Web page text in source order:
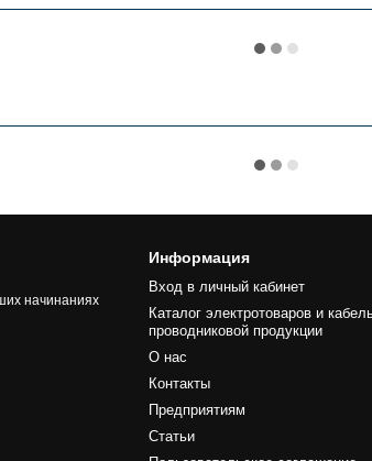
начинаниях
Информация
Вход в личный кабинет
Каталог электротоваров и
проводниковой продукции
О нас
Контакты
Предприятиям
Статьи